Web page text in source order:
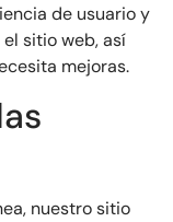
de usuario y
sitio web, así
mejoras.
nuestro sitio